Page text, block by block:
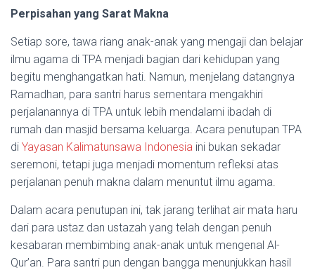
Perpisahan yang Sarat Makna
Setiap sore, tawa riang anak-anak yang mengaji dan belajar
ilmu agama di TPA menjadi bagian dari kehidupan yang
begitu menghangatkan hati. Namun, menjelang datangnya
Ramadhan, para santri harus sementara mengakhiri
perjalanannya di TPA untuk lebih mendalami ibadah di
rumah dan masjid bersama keluarga. Acara penutupan TPA
di Yayasan Kalimatunsawa Indonesia ini bukan sekadar
seremoni, tetapi juga menjadi momentum refleksi atas
perjalanan penuh makna dalam menuntut ilmu agama.
Dalam acara penutupan ini, tak jarang terlihat air mata haru
dari para ustaz dan ustazah yang telah dengan penuh
kesabaran membimbing anak-anak untuk mengenal Al-
Qur’an. Para santri pun dengan bangga menunjukkan hasil